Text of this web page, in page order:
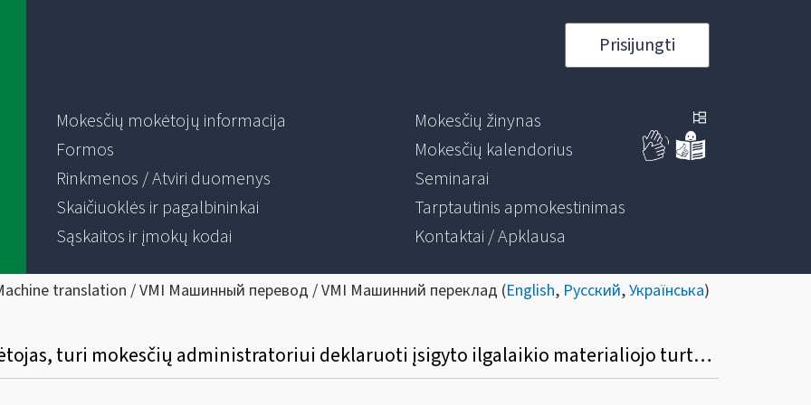
Prisijungti
Mokesčių mokėtojų informacija
Formos
Rinkmenos / Atviri duomenys
Skaičiuoklės ir pagalbininkai
Sąskaitos ir įmokų kodai
Mokesčių žinynas
Mokesčių kalendorius
Seminarai
Tarptautinis apmokestinimas
Kontaktai / Apklausa
translation / VMI Машинный перевод / VMI Машинний переклад (English, Русский,Українська)
Kokia tvarka fizinis asmuo, PVM mokėtojas, turi mokesčių administratoriui deklaruoti įsigyto ilgalaikio materialiojo turto priskyrimą savo ekonominei veiklai?